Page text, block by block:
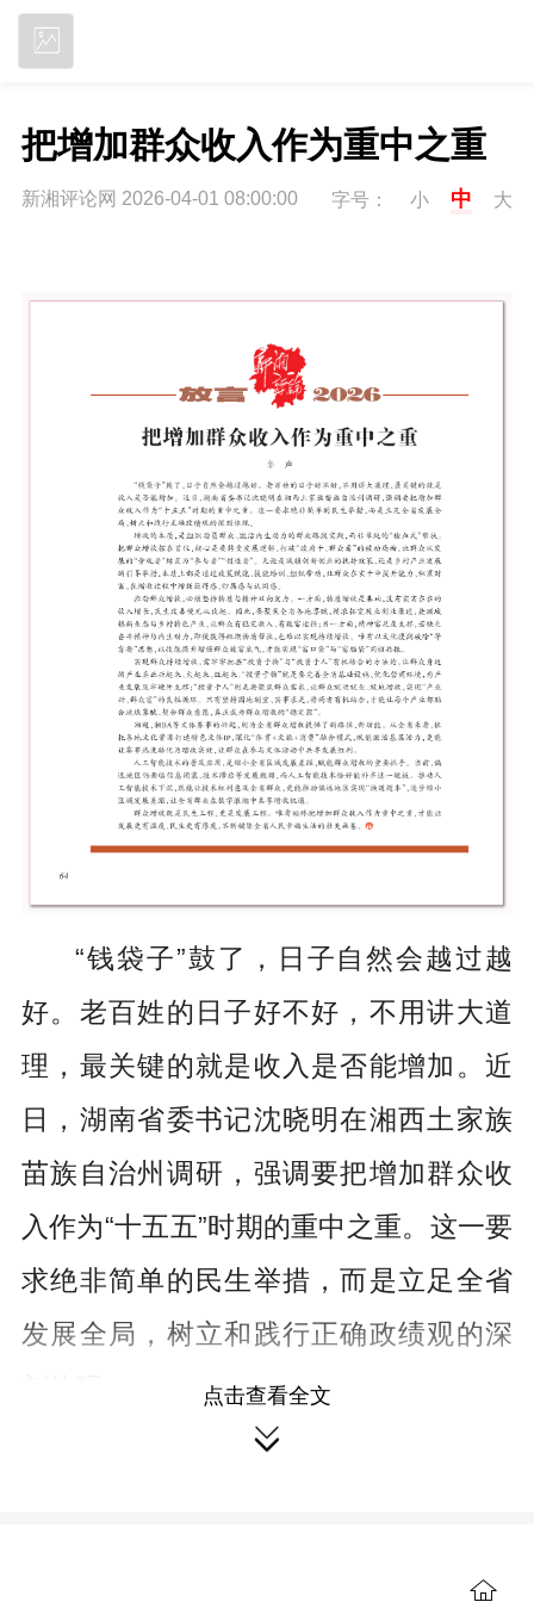
把增加群众收入作为重中之重
新湘评论网 2026-04-01 08:00:00 字号： 小 中 大
“钱袋子”鼓了，日子自然会越过越
好。老百姓的日子好不好，不用讲大道
理，最关键的就是收入是否能增加。近
日，湖南省委书记沈晓明在湘西土家族
苗族自治州调研，强调要把增加群众收
入作为“十五五”时期的重中之重。这一要
求绝非简单的民生举措，而是立足全省
发展全局，树立和践行正确政绩观的深
增收的本质，是组织动员群众、激
点击查看全文
